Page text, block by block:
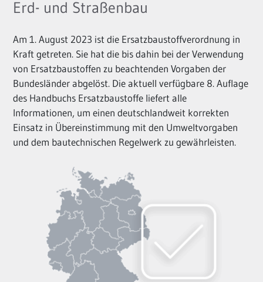
Erd- und Straßenbau
Am 1. August 2023 ist die Ersatzbaustoffverordnung in
Kraft getreten. Sie hat die bis dahin bei der Verwendung
von Ersatzbaustoffen zu beachtenden Vorgaben der
Bundesländer abgelöst. Die aktuell verfügbare 8. Auflage
des Handbuchs Ersatzbaustoffe liefert alle
Informationen, um einen deutschlandweit korrekten
Einsatz in Übereinstimmung mit den Umweltvorgaben
und dem bautechnischen Regelwerk zu gewährleisten.